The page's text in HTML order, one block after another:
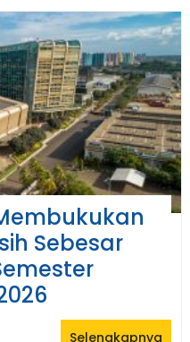
Sebesar
Selengkapnya